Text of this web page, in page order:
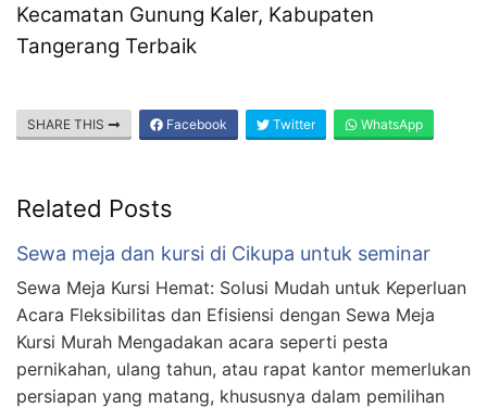
Kecamatan Gunung Kaler, Kabupaten
Tangerang Terbaik
SHARE THIS Facebook Twitter WhatsApp
Related Posts
Sewa meja dan kursi di Cikupa untuk seminar
Sewa Meja Kursi Hemat: Solusi Mudah untuk Keperluan
Acara Fleksibilitas dan Efisiensi dengan Sewa Meja
Kursi Murah Mengadakan acara seperti pesta
pernikahan, ulang tahun, atau rapat kantor memerlukan
persiapan yang matang, khususnya dalam pemilihan